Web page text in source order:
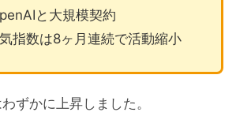
と大規模契約
指数は8ヶ月連続で活動縮小
ずかに上昇しました。